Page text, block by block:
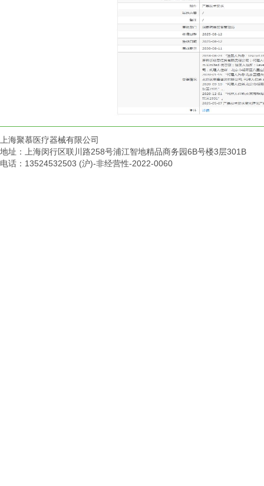
上海聚慕医疗器械有限公司
地址：上海闵行区联川路258号浦江智地精品商务园6B号楼3层301B
电话：13524532503 (沪)-非经营性-2022-0060